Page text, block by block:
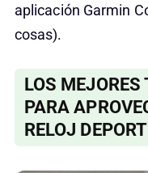
aplicación Garmin
cosas).
LOS MEJORES
PARA
RELOJ